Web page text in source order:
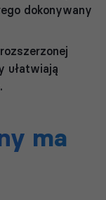
dokonywany
ułatwiają
ma